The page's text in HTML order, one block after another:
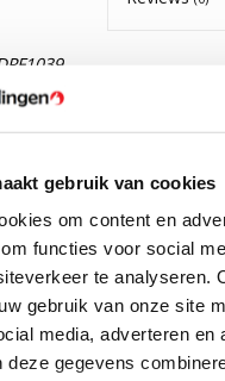
gebruik van cookies
om content en
functies voor social
te analyseren.
gebruik van onze site
media, adverteren en
deze gegevens
voorraad, bestel voor
Amarok.
voor de volgende
3.0 TDI(150kW/
3.0 TDI(190kW/
/Toevoegen om te